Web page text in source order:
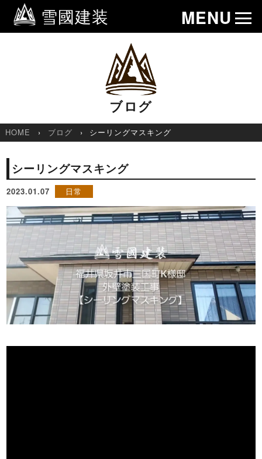
雪國建装 MENU
ブログ
HOME ブログ シーリングマスキング
シーリングマスキング
2023.01.07 日常